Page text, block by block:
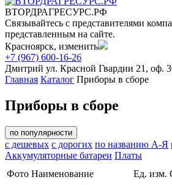
ВТОРДРАГРЕСУРС.РФ
Связывайтесь с представителями
представленным на сайте.
Красноярск, изменить
+7 (967) 600-16-26
Дмитрий ул. Красной Гвардии 21, оф.
Главная Каталог Приборы в сборе
Приборы в сборе
по популярности
с дешевых с дорогих по названию А-Я
Аккумуляторные батареи Платы
Фото Наименование Ед. изм.